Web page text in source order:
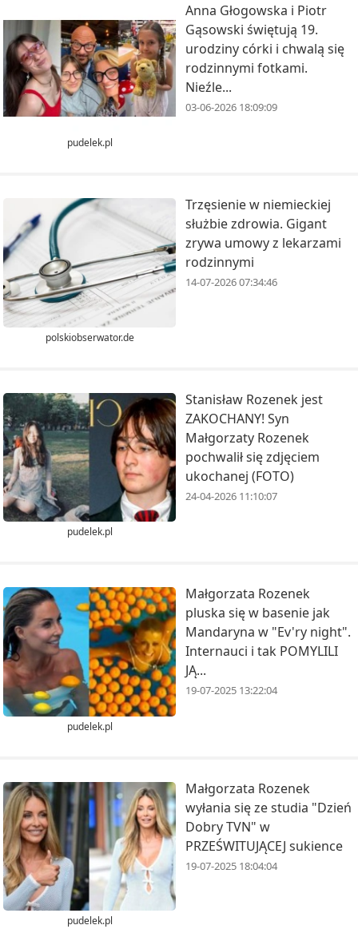
pudelek.pl
Anna Głogowska i Piotr
Gąsowski świętują 19.
urodziny córki i chwalą się
rodzinnymi fotkami.
Nieźle...
03-06-2026 18:09:09
polskiobserwator.de
Trzęsienie w niemieckiej
służbie zdrowia. Gigant
zrywa umowy z lekarzami
rodzinnymi
14-07-2026 07:34:46
pudelek.pl
Stanisław Rozenek jest
ZAKOCHANY! Syn
Małgorzaty Rozenek
pochwalił się zdjęciem
ukochanej (FOTO)
24-04-2026 11:10:07
pudelek.pl
Małgorzata Rozenek
pluska się w basenie jak
Mandaryna w "Ev'ry night".
Internauci i tak POMYLILI
JĄ...
19-07-2025 13:22:04
pudelek.pl
Małgorzata Rozenek
wyłania się ze studia "Dzień
Dobry TVN" w
PRZEŚWITUJĄCEJ sukience
19-07-2025 18:04:04